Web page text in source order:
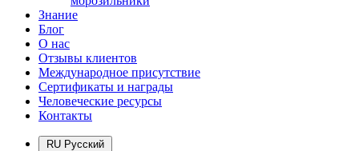
Знание
Блог
О нас
Отзывы клиентов
Международное присутствие
Сертификаты и награды
Человеческие ресурсы
Контакты
RU Русский